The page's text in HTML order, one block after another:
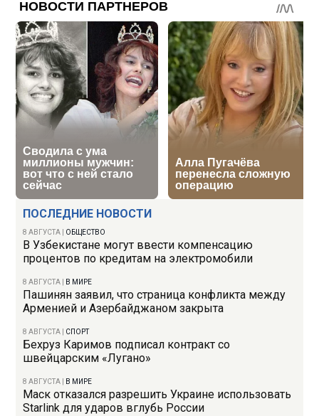
ПОСЛЕДНИЕ НОВОСТИ
8 АВГУСТА ОБЩЕСТВО
В Узбекистане могут ввести компенсацию
процентов по кредитам на электромобили
8 АВГУСТА В МИРЕ
Пашинян заявил, что страница конфликта между
Арменией и Азербайджаном закрыта
8 АВГУСТА СПОРТ
Бехруз Каримов подписал контракт со
швейцарским «Лугано»
8 АВГУСТА В МИРЕ
Маск отказался разрешить Украине использовать
Starlink для ударов вглубь России